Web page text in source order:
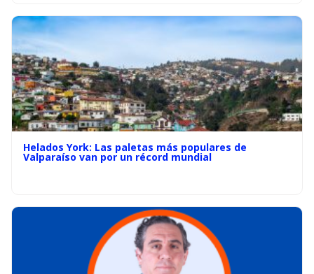
Helados York: Las paletas más populares de
Valparaíso van por un récord mundial